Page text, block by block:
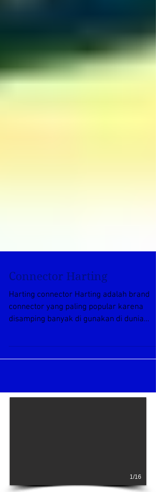
Connector Harting
Harting connector Harting adalah brand
disamping banyak di gunakan di dunia
manufacture connector...